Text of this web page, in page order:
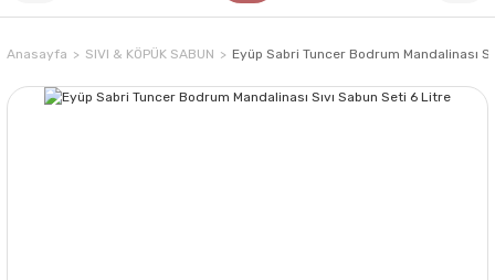
Anasayfa SIVI & KÖPÜK SABUN Eyüp Sabri Tuncer Bodrum Mandalinası